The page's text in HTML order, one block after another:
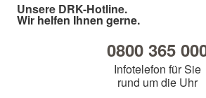
Unsere DRK-Hotline.
Wir helfen Ihnen gerne.
0800 365
Infotelefon für Sie
rund um die Uhr